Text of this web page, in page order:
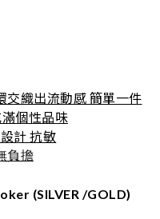
交織出流動感 簡單一件
個性品味
計 抗敏
負擔
(SILVER /GOLD)